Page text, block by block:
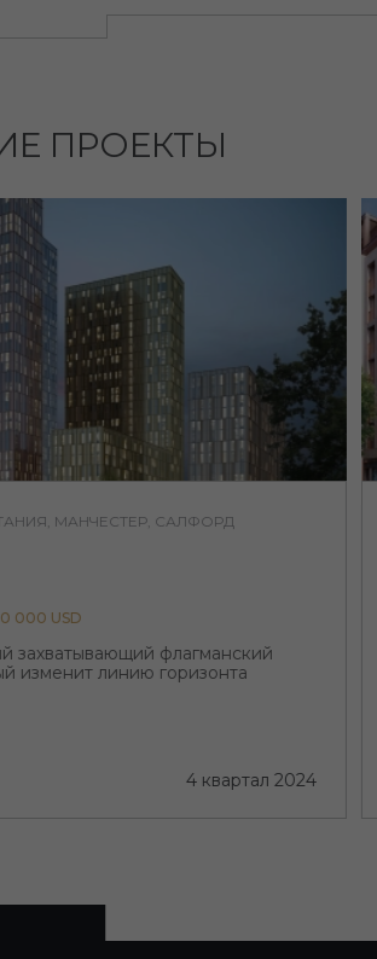
ПРОЕКТЫ
МАНЧЕСТЕР, САЛФОРД
000 USD
захватывающий флагманский
изменит линию горизонта
4 квартал 2024